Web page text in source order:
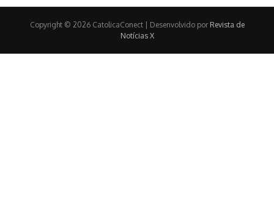
Copyright © 2026 CatolicaConect | Desenvolvido por Revista de
Notícias X